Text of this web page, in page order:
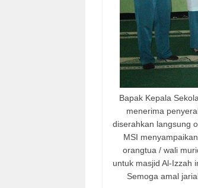
Bapak Kepala
menerima
diserahkan langsung
MSI
orangtua / wali
untuk masjid Al-Izzah
Semoga amal